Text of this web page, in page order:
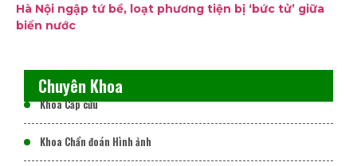
Hà Nội ngập tứ bề, loạt phương tiện bị ‘bức tử’ giữa
biển nước
Chuyên Khoa
Khoa Cấp cứu
Khoa Chẩn đoán Hình ảnh